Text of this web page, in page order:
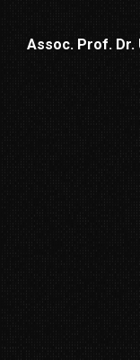
Assoc. Prof. Dr.